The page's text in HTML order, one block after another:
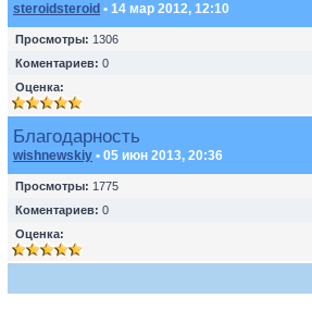
steroidsteroid • 14 мар 2012, 12:10
Просмотры: 1306
Коментариев: 0
Оценка:
Благодарность
wishnewskiy • 05 июн 2013, 20:36
Просмотры: 1775
Коментариев: 0
Оценка: